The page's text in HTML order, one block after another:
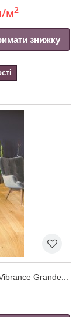
/м2
знижку
Grande...